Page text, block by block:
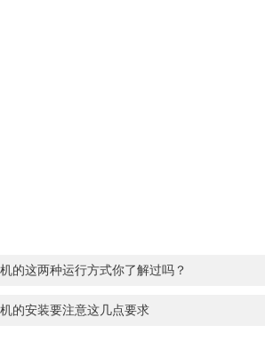
的这两种运行方式你了解过吗？
的安装要注意这几点要求